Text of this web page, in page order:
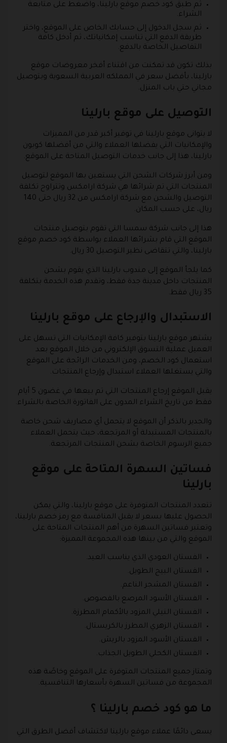
ثم طبق كود خصم موقع بارلينا، واضغط على متابعة
الشراء.
ثم سجل الدخول إلى حسابك الخاص على الموقع، واختر
طريقة الدفع التي تناسب إمكانياتك، ثم أدخل كافة
التفاصيل الخاصة بالدفع.
بذلك تكون قد تمكنت من اقتناء أفخر معروضات موقع
بارلينا، بأفضل سعر في المملكه العربية السعوية وبتوصيل
مجاني حتي باب المنزل.
التوصيل على موقع بارلينا
لا يتوانى موقع بارلينا في توفير أكبر قدر من المميزات
والإمكانيات التي يفضلها العملاء والتي من أفضلها كوبون
بارلينا، هذا إلى جانب خدمات التوصيل المتاحة على الموقع.
ومن أبرز شركات الشحن التي يستعين بها الموقع لتوصيل
المنتجات التي تم شرائها هي شركة ارامكس وتتراوح تكلفة
التوصيل والشحن مع شركة ارامكس من 32 ريال حتى 140
ريال، على حسب المكان.
هذا إلى جانب شركة سمسا التي تقوم بتوصيل منتجات
الموقع التي قام بشرائها العملاء بواسطة كود خصم موقع
بارلينا، والتي تتقاضى نظير التوصيل 30 ريال.
كما يلجأ الموقع إلى مندوب بارلينا الذي يقوم بشحن
المنتجات داخل مدينة جدة فقط، وتقدم هذه الخدمة بتكلفة
35 ريال فقط.
الاستبدال والإرجاع على موقع بارلينا
يشتهر موقع بارلينا بتوفير كافة الإمكانيات التي تسهل على
العميل عملية التسوق الإلكتروني من خلال الموقع بعد
استعمال كود الخصم، ومن الخدمات الرائجة على الموقع
والتي يستغلها العملاء استبدال وإرجاع المنتجات.
يقبل الموقع إرجاع المنتجات التي تم بيعها في غضون 5 أيام
فقط من تاريخ الشراء المدون على الفاتورة الخاصة بالشراء.
والجدير بالذكر أن الموقع لا يتحمل أي مصاريف شحن خاصة
بالمنتجات المستبدلة أو المرتجعة، حيث يتحمل العملاء
جميع الرسوم الخاصة بشحن المنتجات المرتجعة.
فساتين السهرة المتاحة على موقع
بارلينا
تتعدد المنتجات المتوفرة على موقع بارلينا، والتي يمكن
الحصول عليها بسعر لا يقبل المنافسة مع رمز خصم بارلينا،
وتعتبر فساتين السهرة من أهم المنتجات المتاحة على
الموقع والتي من بينها هذه المجموعة المميزة:
الفستان العودي الذي يناسب العيد.
الفستان البيج الطويل.
الفستان المشجر الناعم.
الفستان الأسود المرصع بالفصوص.
الفستان النيلي المزود بالأكمام المطرزة.
الفستان الزهري المطرز بالكريستال.
الفستان الأسود المزود بالريش.
الفستان الكحلي الطويل الجذاب.
وتمتاز جميع المنتجات المتوفرة على الموقع وخاصًة هذه
المجموعة من فساتين السهرة بأسعارها التنافسية.
ما هو كود خصم بارلينا ؟
يسعى دائمًا عملاء موقع بارلينا لاكتشاف أفضل الطرق التي